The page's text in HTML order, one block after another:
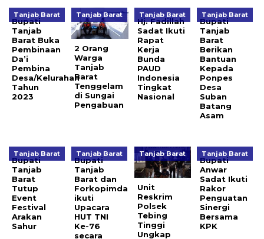
Tanjab Barat
Bupati
Tanjab
Barat Buka
Pembinaan
Da’i
Pembina
Desa/Kelurahan
Tahun
2023
Tanjab Barat
2 Orang
Warga
Tanjab
Barat
Tenggelam
di Sungai
Pengabuan
Tanjab Barat
Hj. Fadillah
Sadat Ikuti
Rapat
Kerja
Bunda
PAUD
Indonesia
Tingkat
Nasional
Tanjab Barat
Bupati
Tanjab
Barat
Berikan
Bantuan
Kepada
Ponpes
Desa
Suban
Batang
Asam
Tanjab Barat
Bupati
Tanjab
Barat
Tutup
Event
Festival
Arakan
Sahur
Tanjab Barat
Bupati
Tanjab
Barat dan
Forkopimda
ikuti
Upacara
HUT TNI
Ke-76
secara
Tanjab Barat
Unit
Reskrim
Polsek
Tebing
Tinggi
Ungkap
Tanjab Barat
Bupati
Anwar
Sadat Ikuti
Rakor
Penguatan
Sinergi
Bersama
KPK